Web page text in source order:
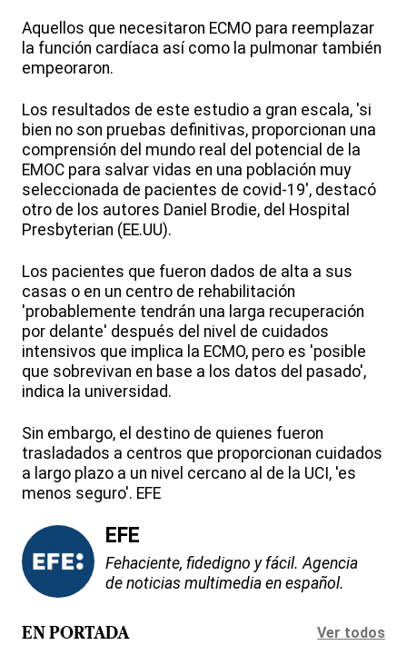
Aquellos que necesitaron ECMO para reemplazar
la función cardíaca así como la pulmonar también
empeoraron.
Los resultados de este estudio a gran escala, 'si
bien no son pruebas definitivas, proporcionan una
comprensión del mundo real del potencial de la
EMOC para salvar vidas en una población muy
seleccionada de pacientes de covid-19', destacó
otro de los autores Daniel Brodie, del Hospital
Presbyterian (EE.UU).
Los pacientes que fueron dados de alta a sus
casas o en un centro de rehabilitación
'probablemente tendrán una larga recuperación
por delante' después del nivel de cuidados
intensivos que implica la ECMO, pero es 'posible
que sobrevivan en base a los datos del pasado',
indica la universidad.
Sin embargo, el destino de quienes fueron
trasladados a centros que proporcionan cuidados
a largo plazo a un nivel cercano al de la UCI, 'es
menos seguro'. EFE
EFE
Fehaciente, fidedigno y fácil. Agencia
de noticias multimedia en español.
EN PORTADA Ver todos